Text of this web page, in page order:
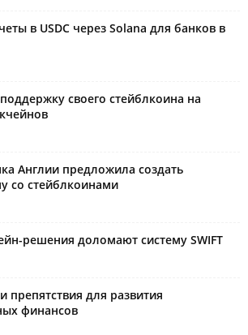
в USDC через Solana для банков в
своего стейблкоина на
Англии предложила создать
со стейблкоинами
решения доломают систему SWIFT
препятствия для развития
финансов